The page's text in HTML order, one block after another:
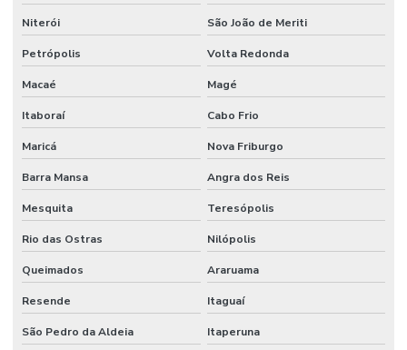
Porta corta fogo orçamento
Projeto de alarme de incêndio
Projeto para aprovação corpo de bombeiros
Projeto de combate a incêndio
Projeto de combate a incêndio valor
Projeto corpo de bombeiros
Projeto de detecção e alarme de incêndio
Projeto de hidrante
Projeto contra incêndio
Niterói São João de Meriti
Petrópolis Volta Redonda
Macaé Magé
Itaboraí Cabo Frio
Maricá Nova Friburgo
Barra Mansa Angra dos Reis
Mesquita Teresópolis
Rio das Ostras Nilópolis
Queimados Araruama
Resende Itaguaí
São Pedro da Aldeia Itaperuna